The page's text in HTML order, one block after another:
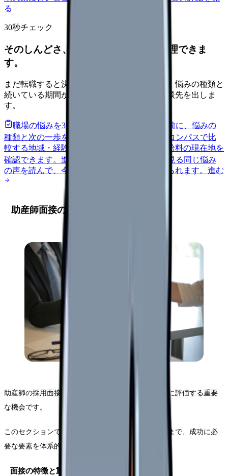
る
30秒チェック
そのしんどさ、転職すべきサインか整理できま
す。
まだ転職すると決めていなくても大丈夫です。悩みの種類と
続いている期間から、次に見るべき記事と相談先を出しま
す。
職場の悩みを30秒で診断
辞めるべきか迷う前に、悩みの
種類と次の一歩を整理します。
給料コンパスで比
較する地域・経験年数・施設形態から、今の給料の現在地を
確認できます。 進む 匿名掲示板で本音を見る 同じ悩み
の声を読んで、今の職場だけの問題か確かめられます。 進む
助産師面接の基本と対策の全体像
助産師の採用面接は、専門職としての適性を多角的に評価する重要
な機会です。
このセクションでは、面接の特徴から具体的な対策まで、成功に必
要な要素を体系的に解説していきます。
面接の特徴と重要ポイント